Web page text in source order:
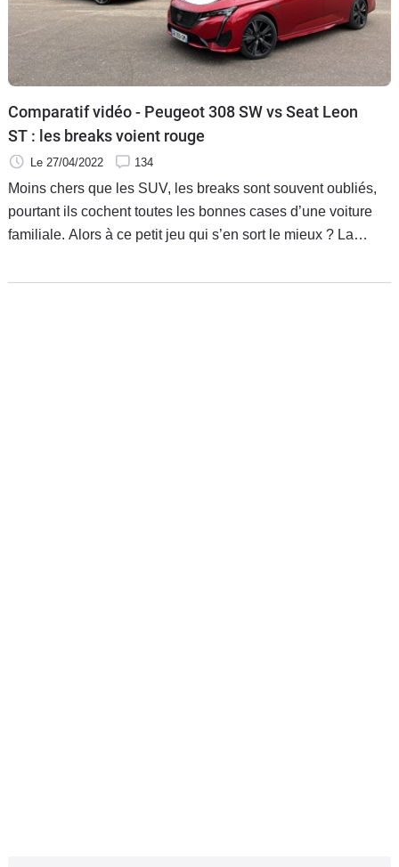
Flottes
Auto
Services
Forum
Moto
Marques
Comparatif vidéo - Peugeot 308 SW vs Seat Leon
ST : les breaks voient rouge
Le 27/04/2022 134
Moins chers que les SUV, les breaks sont souvent oubliés,
pourtant ils cochent toutes les bonnes cases d’une voiture
familiale. Alors à ce petit jeu qui s’en sort le mieux ? La